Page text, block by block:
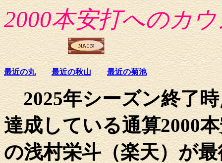
2000本安打へのカ
最近の丸 最近の秋山 最近の菊池
2025年シーズン終了時
達成している通算2000
の浅村栄斗（楽天）が